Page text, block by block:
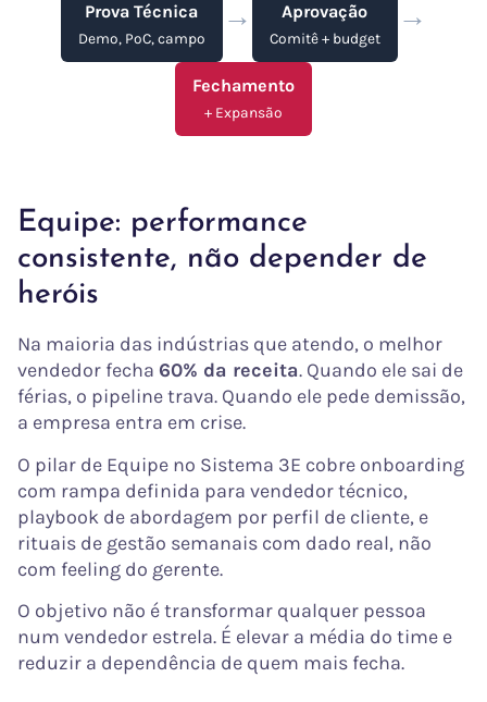
Prova Técnica
Demo, PoC, campo
→ Aprovação
Comitê + budget
→
Fechamento
+ Expansão
Equipe: performance
consistente, não depender de
heróis
Na maioria das indústrias que atendo, o melhor
vendedor fecha 60% da receita. Quando ele sai de
férias, o pipeline trava. Quando ele pede demissão,
a empresa entra em crise.
O pilar de Equipe no Sistema 3E cobre onboarding
com rampa definida para vendedor técnico,
playbook de abordagem por perfil de cliente, e
rituais de gestão semanais com dado real, não
com feeling do gerente.
O objetivo não é transformar qualquer pessoa
num vendedor estrela. É elevar a média do time e
reduzir a dependência de quem mais fecha.